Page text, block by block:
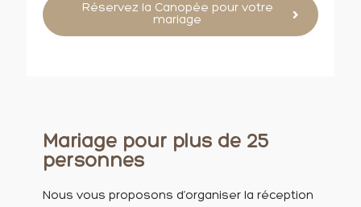
Réservez la Canopée pour votre
mariage
Mariage pour plus de 25
personnes
Nous vous proposons d’organiser la réception